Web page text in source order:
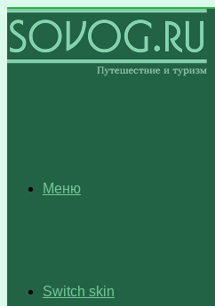
Меню
Switch skin